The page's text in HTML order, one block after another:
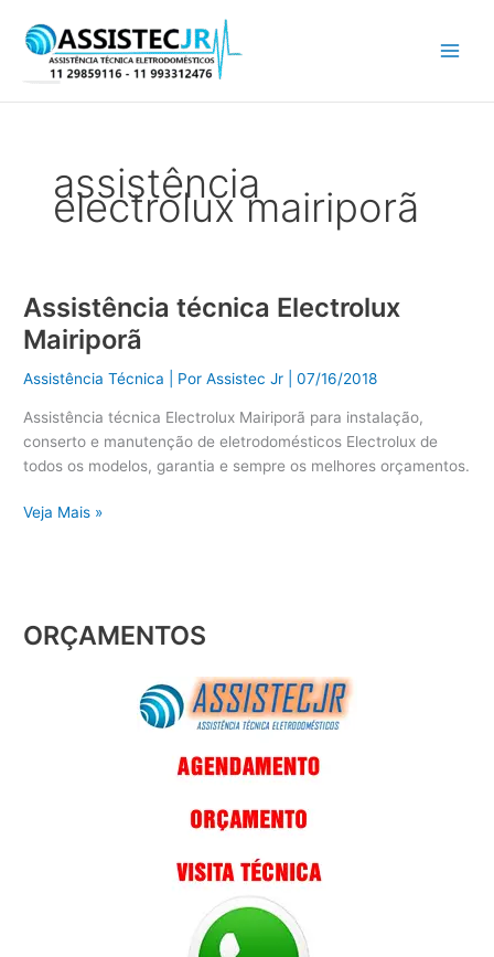
para
conteúdo
assistência
electrolux mairiporã
Assistência técnica Electrolux
Mairiporã
Assistência Técnica | PorAssistec Jr |07/16/2018
Assistência técnica Electrolux Mairiporã para instalação,
conserto e manutenção de eletrodomésticos Electrolux de
todos os modelos, garantia e sempre os melhores orçamentos.
Assistência
técnica
Electrolux
Mairiporã
Veja Mais »
ORÇAMENTOS